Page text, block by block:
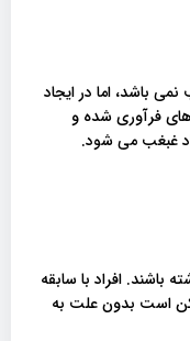
باشد، اما در ایجاد
فرآوری شده و
غبغب می شود.
افراد با سابقه
است بدون علت به